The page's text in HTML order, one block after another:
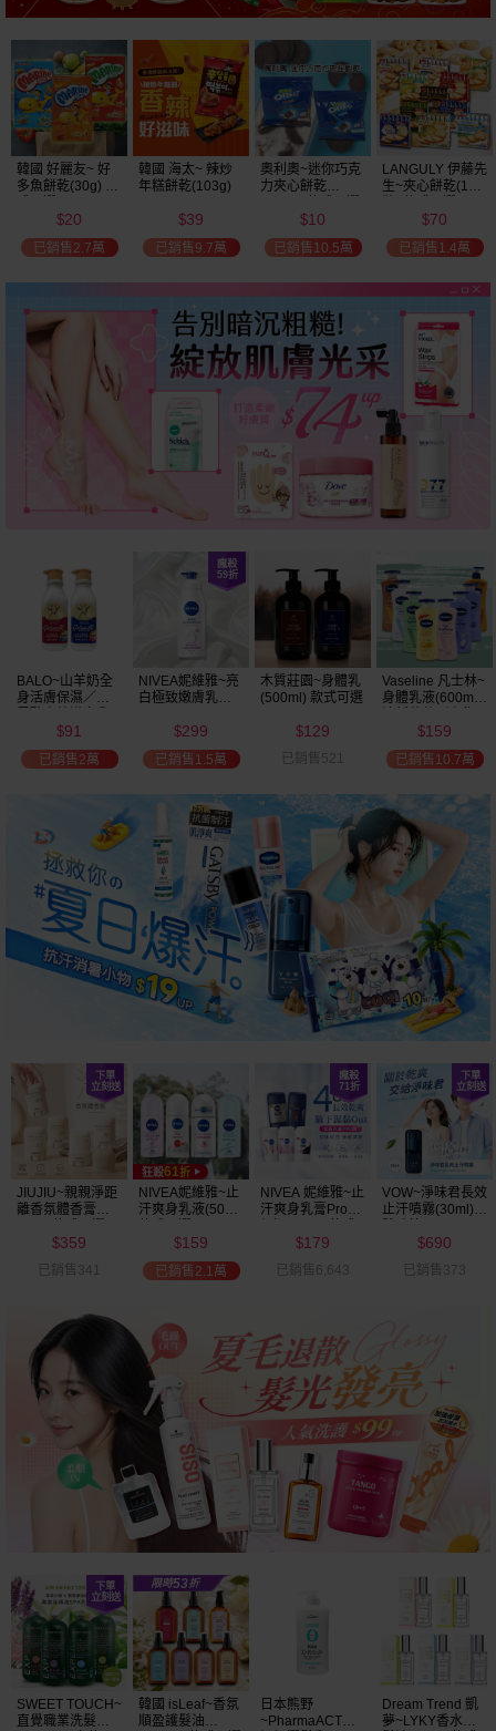
奧利奧~迷你巧克
力夾心餅乾
美式賣場熱銷
$10
已銷售10.5萬
LANGULY 伊藤先
生~夾心餅乾(1盒
$70
已銷售1.4萬
旺旺~旺仔小饅頭
(餅乾)原味(30g)
$9
已銷售2.3萬
印尼 Gery~蘇打
餅乾(1包入) 厚醬
力／厚醬椰子／
厚醬抹茶 款式可
選
$29
已銷售3.7萬
木質莊園~身體乳
(500ml) 款式可選
$129
已銷售521
Vaseline 凡士林~
身體乳液(600ml)
保濕鎖水／全方
位保濕鎖水／可
可油／薰衣草／
+E 款式可選
$159
已銷售10.7萬
hetras~飯店療癒
身體乳(1013ml)
$299
已銷售739
Heit Miro~牛奶柔
皙/玫瑰粉嫩/馬油
乳液(400ml)
$94
已銷售5萬
JIUJIU~親親淨距
離香氛體香膏
$359
已銷售341
NIVEA妮維雅~止
汗爽身乳液(50ml)
$159
已銷售2.1萬
NIVEA 妮維雅~止
汗爽身乳膏Pro升
$179
已銷售6,643
VOW~淨味君長效
止汗噴霧(30ml)
$690
已銷售373
SWEET TOUCH~
直覺職業洗髮精
韓國 isLeaf~香氛
順盈護髮油
日本熊野
~PharmaACT無
Dream Trend 凱
夢~LYKY香水護